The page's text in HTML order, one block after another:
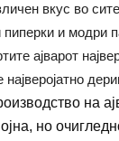
вкус во
и модри
ајварот
на
но